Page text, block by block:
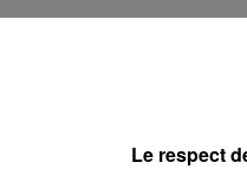
Couderc
Le respect